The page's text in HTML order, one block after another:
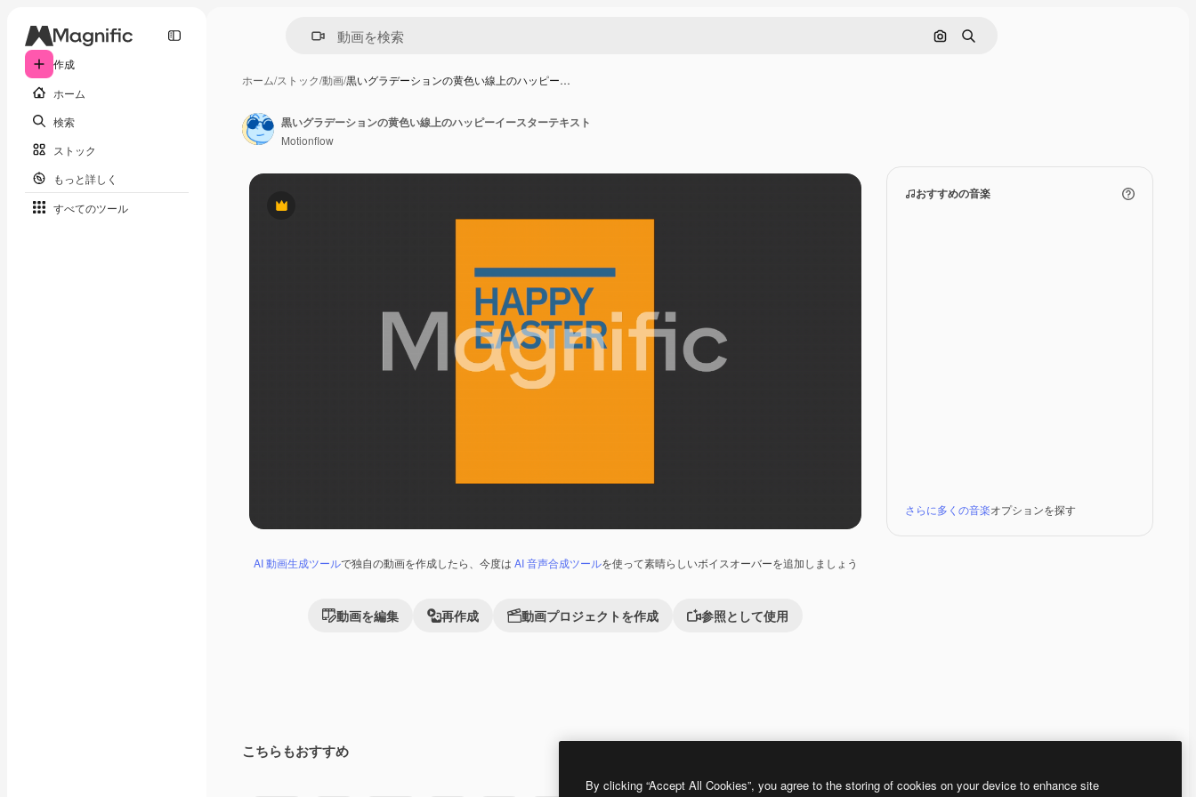
作成
ホーム
検索
ストック
もっと詳しく
すべてのツール
画像で検索
検索
ホーム/ストック/動画/黒いグラデーションの黄色い線上のハッピー…
Premium
AI 動画生成ツールで独自の動画を作成したら、今度は AI 音声合成ツールを使って素晴らしいボイスオーバーを追加しましょう
動画を編集 再作成 動画プロジェクトを作成 参照として使用
おすすめの音楽
さらに多くの音楽オプションを探す
黒いグラデーションの黄色い線上のハッピーイースターテキスト
Motionflow
こちらもおすすめ
By clicking “Accept All Cookies”, you agree to the storing of cookies on your device to enhance site